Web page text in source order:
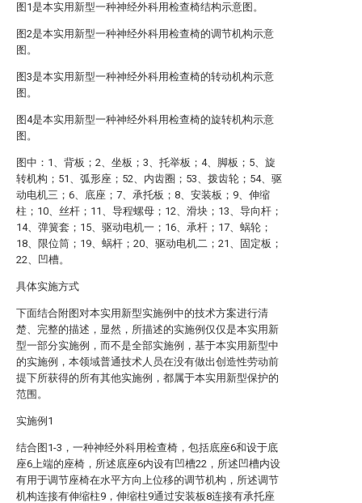
图1是本实用新型一种神经外科用检查椅结构示意图。
图2是本实用新型一种神经外科用检查椅的调节机构示意
图。
图3是本实用新型一种神经外科用检查椅的转动机构示意
图。
图4是本实用新型一种神经外科用检查椅的旋转机构示意
图。
图中：1、背板；2、坐板；3、托举板；4、脚板；5、旋
转机构；51、弧形座；52、内齿圈；53、拨齿轮；54、驱
动电机三；6、底座；7、承托板；8、安装板；9、伸缩
柱；10、丝杆；11、导程螺母；12、滑块；13、导向杆；
14、弹簧套；15、驱动电机一；16、承杆；17、蜗轮；
18、限位筒；19、蜗杆；20、驱动电机二；21、固定板；
22、凹槽。
具体实施方式
下面结合附图对本实用新型实施例中的技术方案进行清
楚、完整的描述，显然，所描述的实施例仅仅是本实用新
型一部分实施例，而不是全部实施例，基于本实用新型中
的实施例，本领域普通技术人员在没有做出创造性劳动前
提下所获得的所有其他实施例，都属于本实用新型保护的
范围。
实施例1
结合图1-3，一种神经外科用检查椅，包括底座6和设于底
座6上端的座椅，所述底座6内设有凹槽22，所述凹槽内设
有用于调节座椅在水平方向上位移的调节机构，所述调节
机构连接有伸缩柱9，伸缩柱9通过安装板8连接有承托座